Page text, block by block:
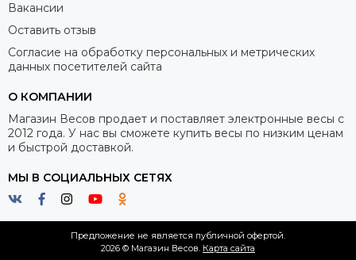
Вакансии
Оставить отзыв
Согласие на обработку персональных и метрических
данных посетителей сайта
О КОМПАНИИ
Магазин Весов продает и поставляет электронные весы с
2012 года. У нас вы сможете купить весы по низким ценам
и быстрой доставкой.
МЫ В СОЦИАЛЬНЫХ СЕТЯХ
Предложение не является публичной офертой.
2026 © Магазин Весов. Карта сайта